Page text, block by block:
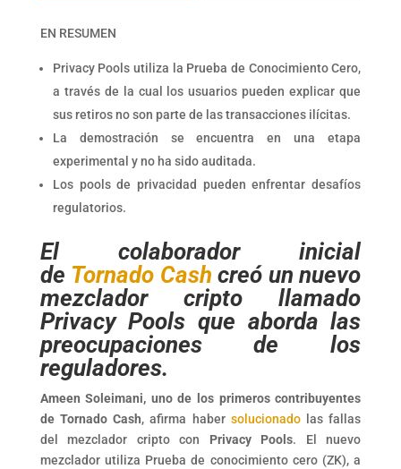
EN RESUMEN
Privacy Pools utiliza la Prueba de Conocimiento Cero,
a través de la cual los usuarios pueden explicar que
sus retiros no son parte de las transacciones ilícitas.
La demostración se encuentra en una etapa
experimental y no ha sido auditada.
Los pools de privacidad pueden enfrentar desafíos
regulatorios.
El colaborador inicial
de Tornado Cash creó un nuevo
mezclador cripto llamado
Privacy Pools que aborda las
preocupaciones de los
reguladores.
Ameen Soleimani, uno de los primeros contribuyentes
de Tornado Cash, afirma haber solucionadolas fallas
del mezclador cripto con Privacy Pools. El nuevo
mezclador utiliza Prueba de conocimiento cero (ZK), a